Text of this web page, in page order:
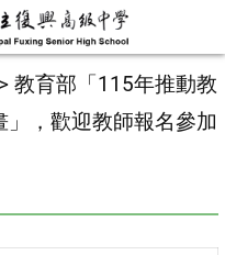
> 教育部「115年推動教
，歡迎教師報名參加